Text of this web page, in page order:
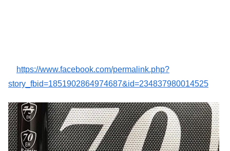
https://www.facebook.com/permalink.php?
story_fbid=1851902864974687&id=234837980014525